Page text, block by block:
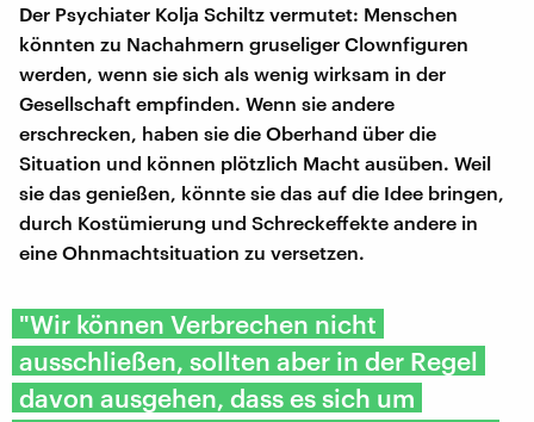
Der Psychiater Kolja Schiltz vermutet: Menschen
könnten zu Nachahmern gruseliger Clownfiguren
werden, wenn sie sich als wenig wirksam in der
Gesellschaft empfinden. Wenn sie andere
erschrecken, haben sie die Oberhand über die
Situation und können plötzlich Macht ausüben. Weil
sie das genießen, könnte sie das auf die Idee bringen,
durch Kostümierung und Schreckeffekte andere in
eine Ohnmachtsituation zu versetzen.
"Wir können Verbrechen nicht
ausschließen, sollten aber in der Regel
davon ausgehen, dass es sich um